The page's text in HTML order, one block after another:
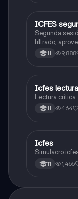
ICFES:
ICFES
Segunda
filtrado,
poder
carrera con la
11 9,888
Lengua
Icfes
Lectura crítica
11 464
ICFES:
Icfes
Simulacro
11 1,455